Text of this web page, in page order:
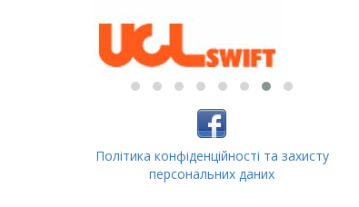
Політика конфіденційності та захисту
персональних даних